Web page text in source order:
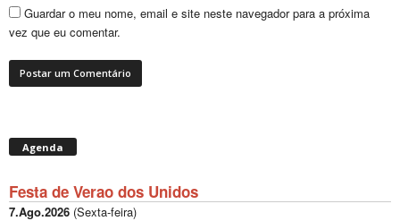
Guardar o meu nome, email e site neste navegador para a próxima
vez que eu comentar.
Agenda
Festa de Verao dos Unidos
7.Ago.2026 (Sexta-feira)